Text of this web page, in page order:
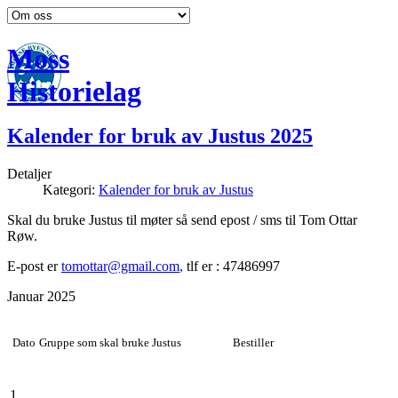
Moss
Historielag
Kalender for bruk av Justus 2025
Detaljer
Kategori: Kalender for bruk av Justus
Skal du bruke Justus til møter så send epost / sms til Tom Ottar
Røw.
E-post ertomottar@gmail.com, tlf er : 47486997
Januar 2025
Dato Gruppe som skal bruke Justus Bestiller
1